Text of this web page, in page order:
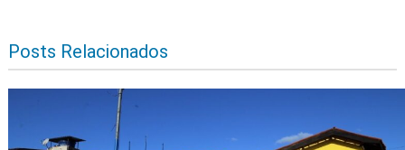
Posts Relacionados